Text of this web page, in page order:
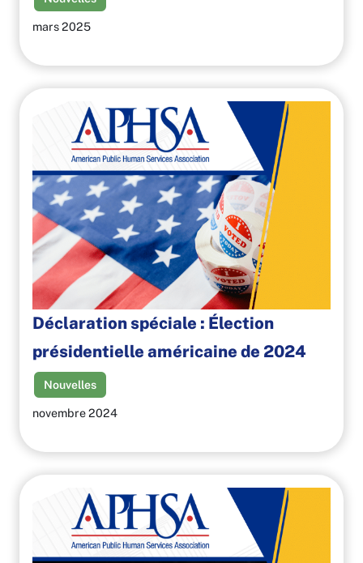
mars 2025
Déclaration spéciale : Élection
présidentielle américaine de 2024
Nouvelles
novembre 2024